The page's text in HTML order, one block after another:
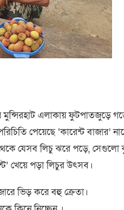
এলাকায় ফুটপাতজুড়ে
পেয়েছে ‘কারেন্ট বাজার’
যেসব লিচু ঝরে পড়ে, সেগুলো
খেয়ে পড়া লিচুর উৎসব।
ভিড় করে বহু ক্রেতা।